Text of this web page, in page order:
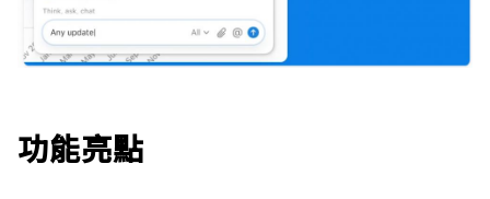
功能亮點